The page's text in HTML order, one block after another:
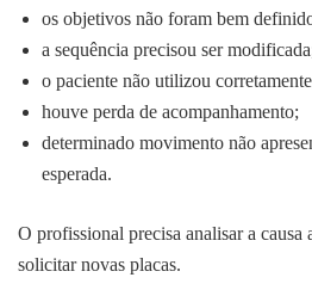
os objetivos não foram bem
a sequência precisou ser
o paciente não utilizou
houve perda de acompanhamento;
determinado movimento não
esperada.
O profissional precisa analisar a causa
solicitar novas placas.